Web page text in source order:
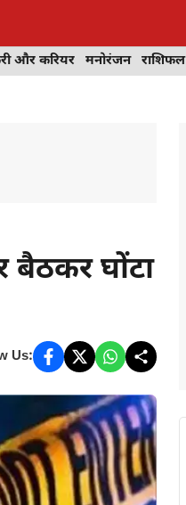
और करियर मनोरंजन राशिफल
बैठकर घोंटा
Us: